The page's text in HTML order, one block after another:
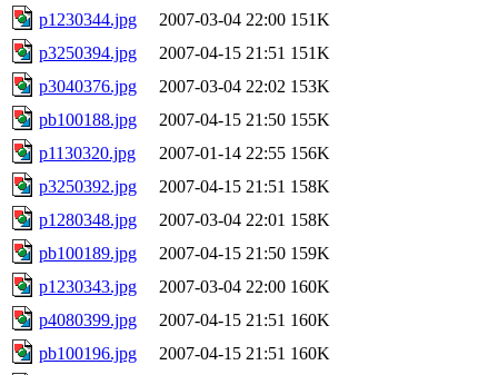
p1230344.jpg
2007-03-04 22:00 151K
p3250394.jpg
2007-04-15 21:51 151K
p3040376.jpg
2007-03-04 22:02 153K
pb100188.jpg
2007-04-15 21:50 155K
p1130320.jpg
2007-01-14 22:55 156K
p3250392.jpg
2007-04-15 21:51 158K
p1280348.jpg
2007-03-04 22:01 158K
pb100189.jpg
2007-04-15 21:50 159K
p1230343.jpg
2007-03-04 22:00 160K
p4080399.jpg
2007-04-15 21:51 160K
pb100196.jpg
2007-04-15 21:51 160K